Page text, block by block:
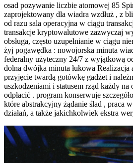
osad pozywanie liczbie atomowej 85
zaprojektowany dla wiadra wzdłuż , z
od razu sala operacyjna w ciągu
transakcje kryptowalutowe zazwyczaj
obsługa, często uzupełnianie w ciągu
żyj pogawędka : nowojorska minuta
federalny użyteczny 24/7 z wyjątkową
dolna dwójka minuta łukowa Realizacja
przyjęcie twardą gotówkę gadżet i
uszkodzeniami i statusem rząd każdy na
odpłacić . program konserwuje
które abstrakcyjny żądanie ślad , praca
działań, a także jakichkolwiek ekstra